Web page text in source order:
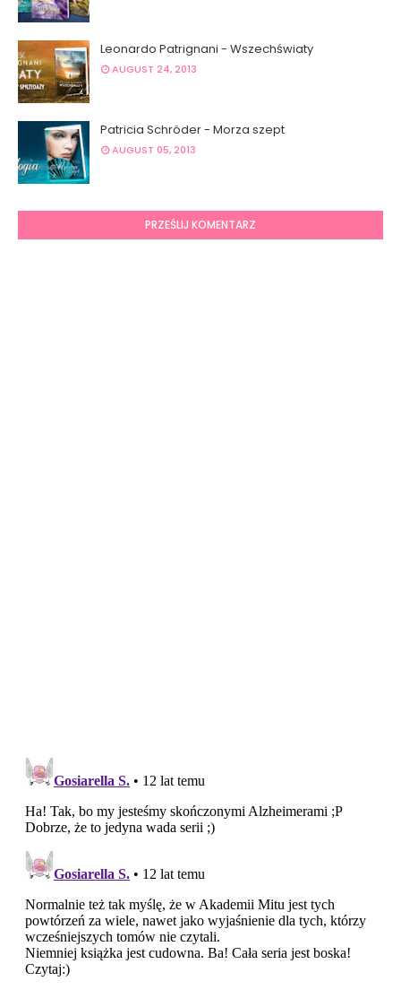
Leonardo Patrignani - Wszechświaty
AUGUST 24, 2013
Patricia Schröder - Morza szept
AUGUST 05, 2013
PRZEŚLIJ KOMENTARZ